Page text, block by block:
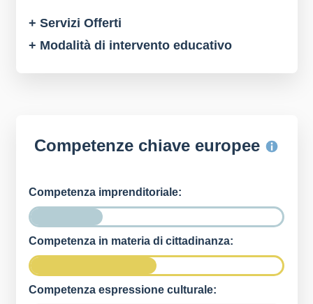
+ Servizi Offerti
+ Modalità di intervento educativo
Competenze chiave europee
Competenza imprenditoriale:
Competenza in materia di cittadinanza:
Competenza espressione culturale: